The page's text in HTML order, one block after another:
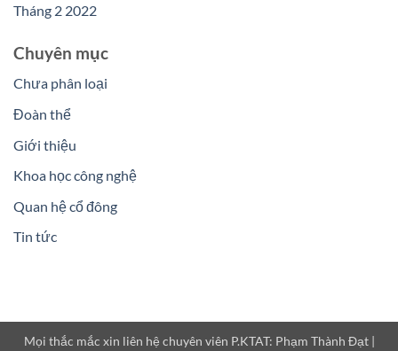
Tháng 2 2022
Chuyên mục
Chưa phân loại
Đoàn thể
Giới thiệu
Khoa học công nghệ
Quan hệ cổ đông
Tin tức
Mọi thắc mắc xin liên hệ chuyên viên P.KTAT: Phạm Thành Đạt |